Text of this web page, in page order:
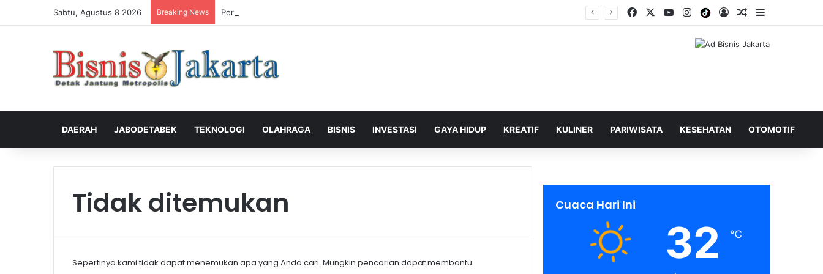
Sabtu, Agustus 8 2026 Breaking News Perkuat Pengalaman Pelanggan, PLN Icon Plus Sabet Tiga Penghargaan CCW 2026 Facebook YouTubeInstagramTiktokLog InShuffle Berita
DAERAH JABODETABEK TEKNOLOGI OLAHRAGA BISNIS INVESTASI GAYA HIDUP KREATIF KULINER PARIWISATA KESEHATAN OTOMOTIF
Tidak ditemukan
Sepertinya kami tidak dapat menemukan apa yang Anda cari. Mungkin pencarian dapat membantu.
Cuaca Hari Ini
32 ℃